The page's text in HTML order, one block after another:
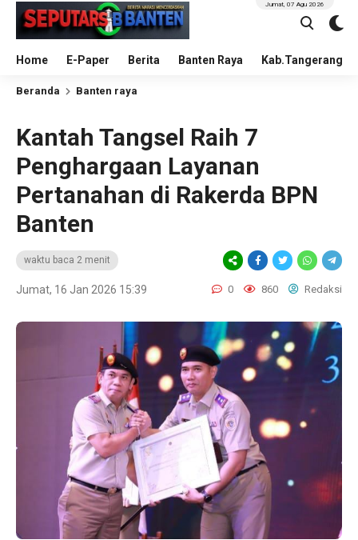
Home E-Paper Berita Banten Raya Kab.Tangerang
Jumat, 07 Agu 2026
Beranda Banten raya
Kantah Tangsel Raih 7
Penghargaan Layanan
Pertanahan di Rakerda BPN
Banten
waktu baca 2 menit
Jumat, 16 Jan 2026 15:39 0 860 Redaksi